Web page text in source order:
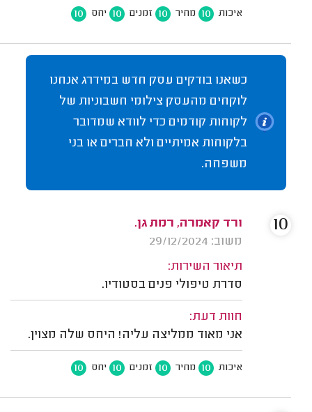
איכות 10 מחיר 10 זמנים 10 יחס 10
כשאנו בודקים עסק חדש במידרג אנחנו
לוקחים מהעסק צילומי חשבוניות של
לקוחות קודמים כדי לוודא שמדובר
בלקוחות אמיתיים ולא חברים או בני
משפחה.
ורד קאמרה, רמת גן.
משוב: 29/12/2024
תיאור השירות:
סדרת טיפולי פנים בסטודיו.
חוות דעת:
אני מאוד ממליצה עליה! היחס שלה מצוין.
איכות 10 מחיר 10 זמנים 10 יחס 10
10